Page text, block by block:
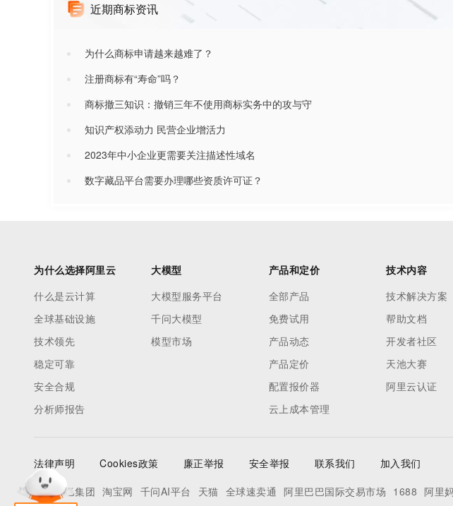
近期商标资讯
为什么商标申请越来越难了？
注册商标有“寿命”吗？
商标撤三知识：撤销三年不使用商标实务中的攻与守
知识产权添动力 民营企业增活力
2023年中小企业更需要关注描述性域名
数字藏品平台需要办理哪些资质许可证？